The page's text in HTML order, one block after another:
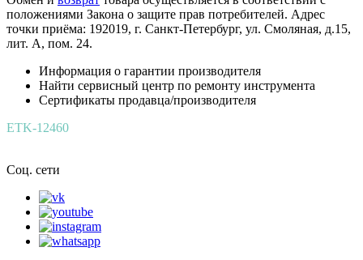
положениями Закона о защите прав потребителей. Адрес
точки приёма: 192019, г. Санкт-Петербург, ул. Смоляная, д.15,
лит. А, пом. 24.
Информация о гарантии производителя
Найти сервисный центр по ремонту инструмента
Сертификаты продавца/производителя
ETK-12460
Соц. сети